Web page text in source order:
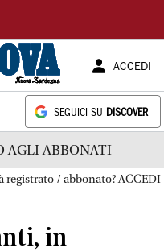
ACCEDI
SEGUICI SU DISCOVER
AGLI ABBONATI
registrato / abbonato? ACCEDI
in